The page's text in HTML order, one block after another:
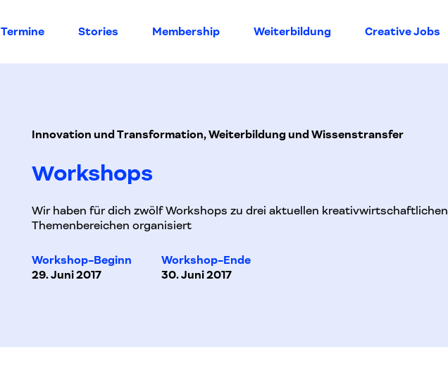
Termine Stories Membership Weiterbildung Creative Jobs
Innovation und Transformation, Weiterbildung und Wissenstransfer
Workshops
Wir haben für dich zwölf Workshops zu drei aktuellen kreativwirtschaftlichen
Themenbereichen organisiert
Workshop-Beginn
29. Juni 2017
Workshop-Ende
30. Juni 2017